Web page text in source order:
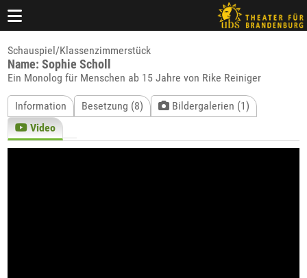
Schauspiel/Klassenzimmerstück
Name: Sophie Scholl
Ein Monolog für Menschen ab 15 Jahre von Rike Reiniger
Information Besetzung (8)
Bildergalerien (1)
Video